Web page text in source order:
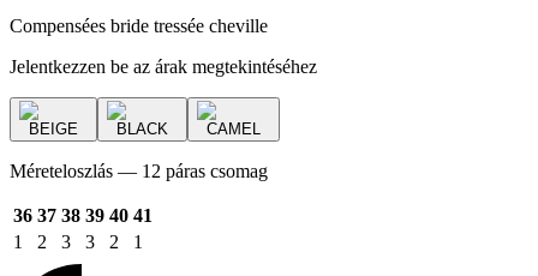
Compensées bride tressée cheville
Jelentkezzen be az árak megtekintéséhez
BEIGE BLACK CAMEL
Méreteloszlás — 12 páras csomag
36 37 38 39 40 41
1
2 3 3 2 1